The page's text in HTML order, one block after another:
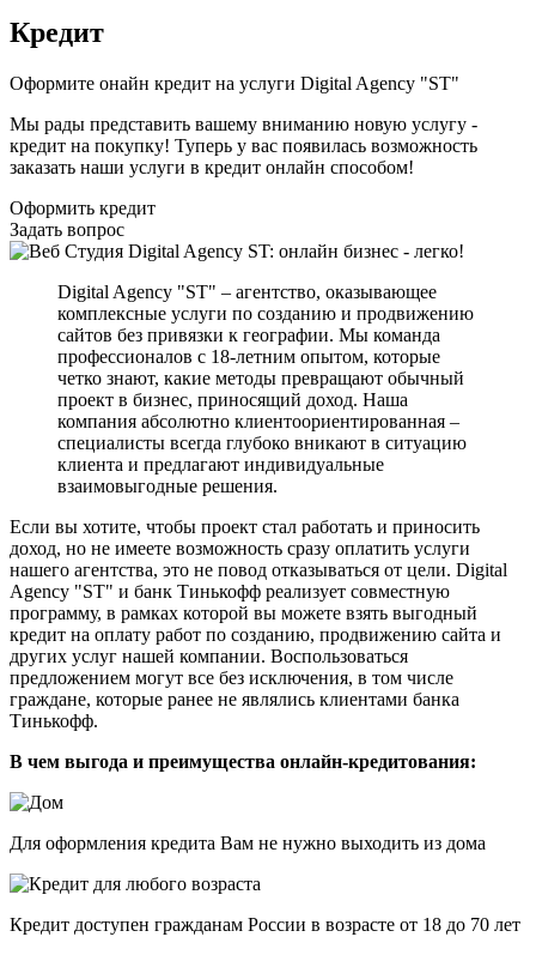
Кредит
Оформите онайн кредит на услуги Digital Agency "ST"
Мы рады представить вашему вниманию новую услугу -
кредит на покупку! Туперь у вас появилась возможность
заказать наши услуги в кредит онлайн способом!
Оформить кредит
Задать вопрос
Digital Agency "ST" – агентство, оказывающее
комплексные услуги по созданию и продвижению
сайтов без привязки к географии. Мы команда
профессионалов с 18-летним опытом, которые
четко знают, какие методы превращают обычный
проект в бизнес, приносящий доход. Наша
компания абсолютно клиентоориентированная –
специалисты всегда глубоко вникают в ситуацию
клиента и предлагают индивидуальные
взаимовыгодные решения.
Если вы хотите, чтобы проект стал работать и приносить
доход, но не имеете возможность сразу оплатить услуги
нашего агентства, это не повод отказываться от цели. Digital
Agency "ST" и банк Тинькофф реализует совместную
программу, в рамках которой вы можете взять выгодный
кредит на оплату работ по созданию, продвижению сайта и
других услуг нашей компании. Воспользоваться
предложением могут все без исключения, в том числе
граждане, которые ранее не являлись клиентами банка
Тинькофф.
В чем выгода и преимущества онлайн-кредитования:
Для оформления кредита Вам не нужно выходить из дома
Кредит доступен гражданам России в возрасте от 18 до 70 лет